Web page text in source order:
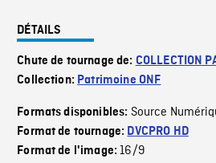
DÉTAILS
Chute de tournage de: COLLECTION
Collection: Patrimoine ONF
Formats disponibles: Source
Format de tournage: DVCPRO HD
Format de l'image:16/9